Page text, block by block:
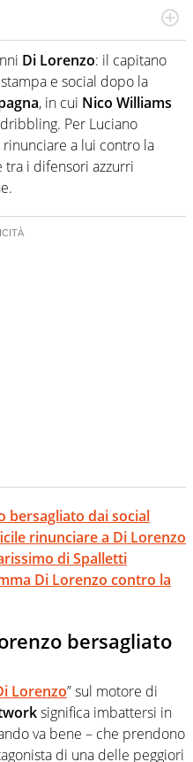
Virgilio Sport segue anche
che esalta competenze e
di HaBaWaBa, il più
per bambini al mondo
Di Lorenzo: il capitano
e social dopo la
, in cui Nico Williams
Per Luciano
a lui contro la
tra i difensori azzurri
bersagliato dai social
rinunciare a Di Lorenzo
di Spalletti
Di Lorenzo contro la
bersagliato
Lorenzo” sul motore di
significa imbattersi in
va bene – che prendono
di una delle peggiori